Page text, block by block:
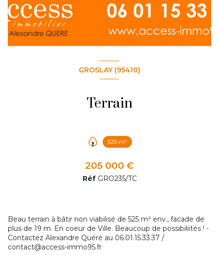
GROSLAY (95410)
Terrain
525 m²
205 000 €
Réf GRO235/TC
Beau terrain à bâtir non viabilisé de 525 m² env., facade de
plus de 19 m. En coeur de Ville. Beaucoup de possibiliités ! -
Contactez Alexandre Quéré au 06.01.15.33.37 /
contact@access-immo95.fr